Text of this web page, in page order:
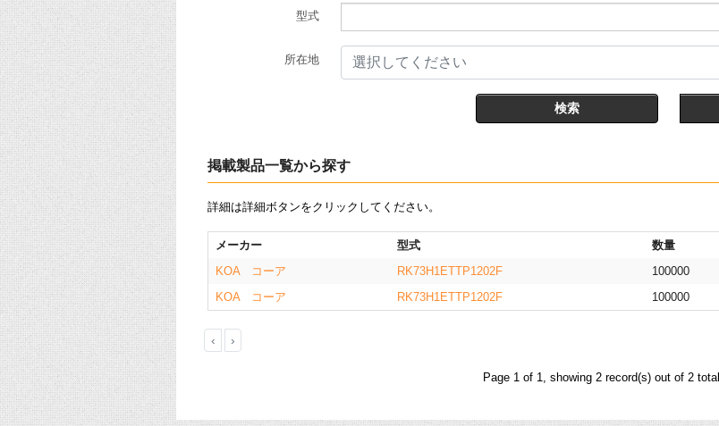
型式
所在地 選択してください
掲載製品一覧から探す
詳細は詳細ボタンをクリックしてください。
メーカー 型式 数量
KOA コーア
RK73H1ETTP1202F 100000
KOA コーア
RK73H1ETTP1202F 100000
‹ ›
Page 1 of 1, showing 2 record(s) out of 2 total